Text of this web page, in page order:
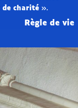
Règle de vie
charité».